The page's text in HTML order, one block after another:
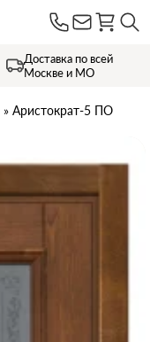
Доставка по всей
Москве и МО
» Аристократ-5 ПО